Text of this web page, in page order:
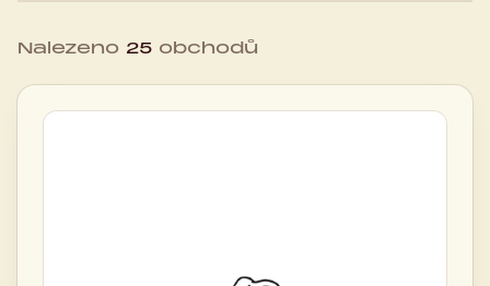
Nalezeno 25 obchodů